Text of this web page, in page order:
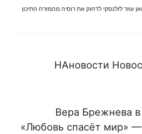
עוזר לזלנסקי לדחוק את רוסיה מהמזרח התיכון
НАновости
Вера Брежнева
«Любовь спасёт мир»